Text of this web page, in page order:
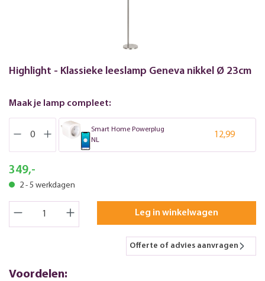
Highlight - Klassieke leeslamp Geneva nikkel Ø 23cm
Maak je lamp compleet:
Smart Home Powerplug
NL
12,99
349,-
2 - 5 werkdagen
Leg in winkelwagen
Offerte of advies aanvragen
Voordelen: